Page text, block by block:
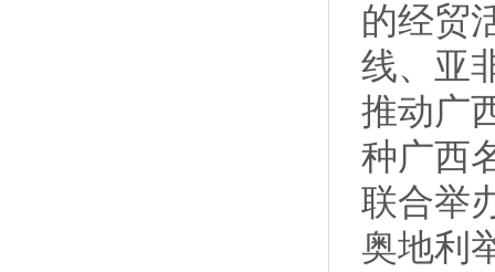
的经贸
线、亚
推动广
种广西
联合举
奥地利